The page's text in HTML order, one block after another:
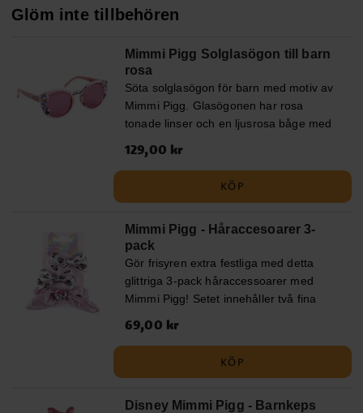
Glöm inte tillbehören
Mimmi Pigg Solglasögon till barn
rosa
Söta solglasögon för barn med motiv av
Mimmi Pigg. Glasögonen har rosa
tonade linser och en ljusrosa båge med
De ger UV400-skydd mot solens strålar
linser ✔️ Ljusrosa båge med fina Disney-
detaljer ✔️ UV400-skydd mot solens
strålar ✔️ Bredd: ca 13 cm
Pris :129,00 kr
129,00 kr
KÖP
Mimmi Pigg - Håraccesoarer 3-
pack
Gör frisyren extra festliga med detta
glittriga 3-pack håraccessoarer med
Mimmi Pigg! Setet innehåller två fina
hårspännen med rosetter i
regnbågsskimrande tyg och Mimmi-
med charmigt kaninöronband.
Pris:69,00 kr
69,00 kr
KÖP
Disney Mimmi Pigg - Barnkeps